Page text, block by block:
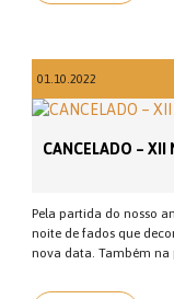
01.10.2022
CANCELADO –
Pela partida do nosso
noite de fados que
nova data. Também na